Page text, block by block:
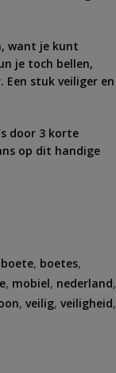
want je kunt
je toch bellen,
stuk veiliger en
door 3 korte
op dit handige
boete, boetes,
, mobiel, nederland,
, veilig, veiligheid,